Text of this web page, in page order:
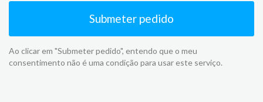
Submeter pedido
Ao clicar em "Submeter pedido", entendo que o meu
consentimento não é uma condição para usar este serviço.